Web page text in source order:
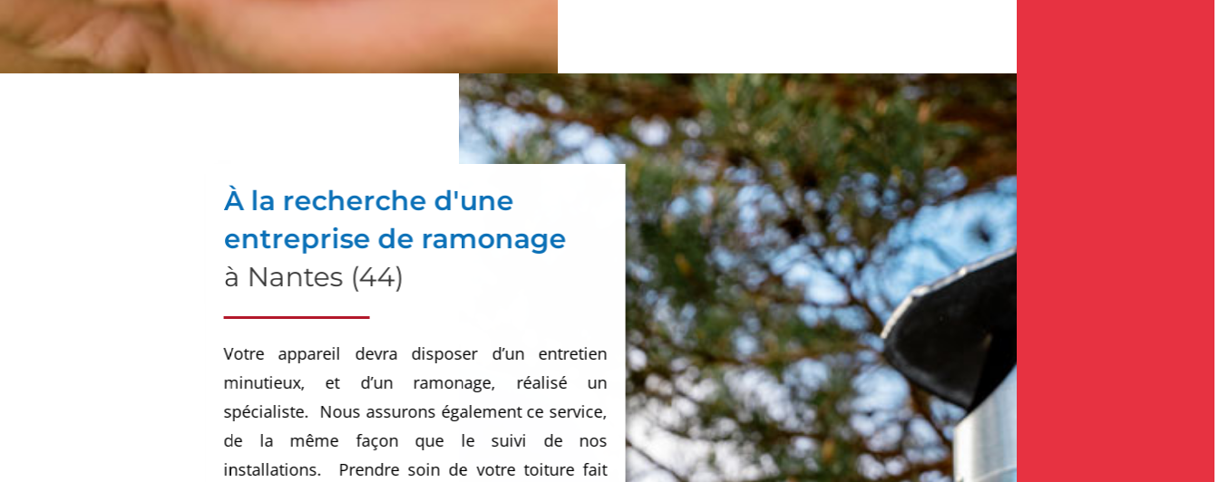
À la recherche d'une
entreprise de ramonage
à Nantes (44)
Votre appareil devra disposer d’un entretien
minutieux, et d’un ramonage, réalisé un
spécialiste. Nous assurons également ce service,
de la même façon que le suivi de nos
installations. Prendre soin de votre toiture fait